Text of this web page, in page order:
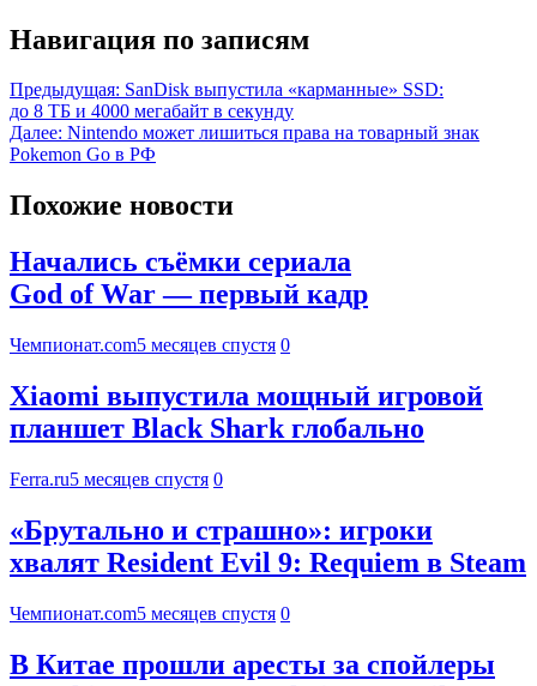
Навигация по записям
Предыдущая: SanDisk выпустила «карманные» SSD:
до 8 ТБ и 4000 мегабайт в секунду
Далее: Nintendo может лишиться права на товарный знак
Pokemon Go в РФ
Похожие новости
Начались съёмки сериала
God of War — первый кадр
Чемпионат.com5 месяцев спустя 0
Xiaomi выпустила мощный игровой
планшет Black Shark глобально
Ferra.ru5 месяцев спустя 0
«Брутально и страшно»: игроки
хвалят Resident Evil 9: Requiem в Steam
Чемпионат.com5 месяцев спустя 0
В Китае прошли аресты за спойлеры